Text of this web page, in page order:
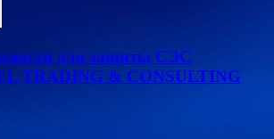
для защиты СЭС
TRADING & CONSULTING